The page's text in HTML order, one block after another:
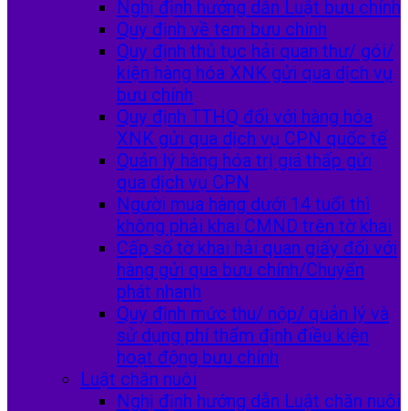
Nghị định hướng dẫn Luật bưu chính
Quy định về tem bưu chính
Quy định thủ tục hải quan thư/ gói/
kiện hàng hóa XNK gửi qua dịch vụ
bưu chính
Quy định TTHQ đối với hàng hóa
XNK gửi qua dịch vụ CPN quốc tế
Quản lý hàng hóa trị giá thấp gửi
qua dịch vụ CPN
Người mua hàng dưới 14 tuổi thì
không phải khai CMND trên tờ khai
Cấp số tờ khai hải quan giấy đối với
hàng gửi qua bưu chính/Chuyển
phát nhanh
Quy định mức thu/ nộp/ quản lý và
sử dụng phí thẩm định điều kiện
hoạt động bưu chính
Luật chăn nuôi
Nghị định hướng dẫn Luật chăn nuôi